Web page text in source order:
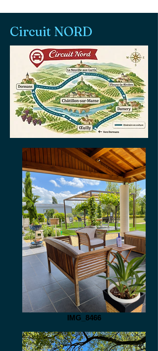
Circuit NORD
IMG_8466